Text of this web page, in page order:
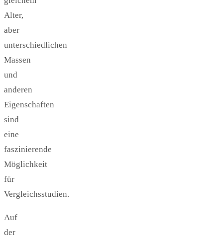
Alter,
aber
unterschiedlichen
Massen
und
anderen
Eigenschaften
sind
eine
faszinierende
Möglichkeit
für
Vergleichsstudien.
Auf
der